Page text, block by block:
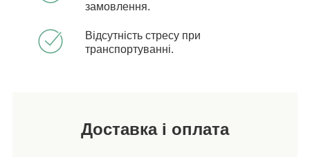
замовлення.
Відсутність стресу при
транспортуванні.
Доставка і оплата